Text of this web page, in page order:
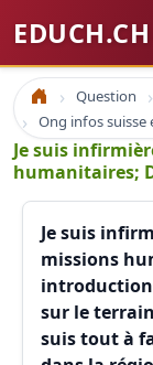
EDUCH.CH
Accueil Question
Je suis
humanitaires;
Je suis
missions
introduction
sur le
suis tout à